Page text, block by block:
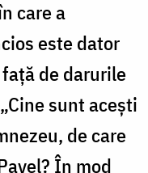
care a
este dator
de darurile
sunt acești
de care
În mod